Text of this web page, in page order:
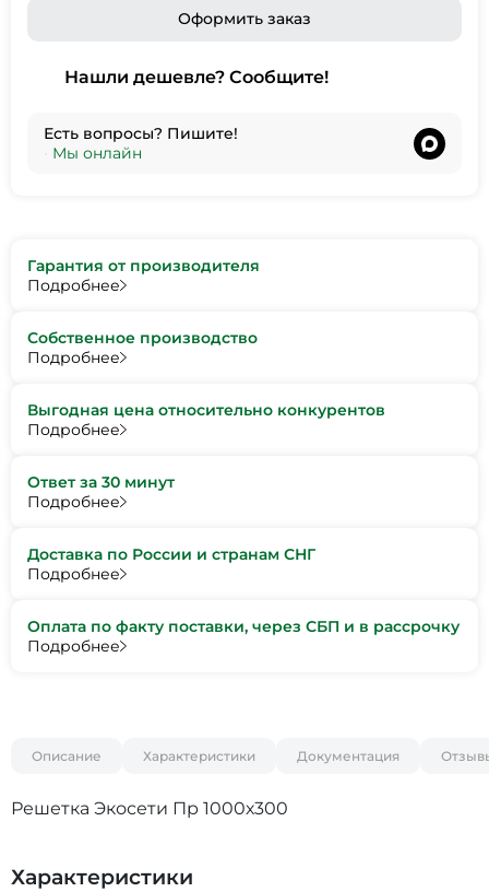
Оформить заказ
Нашли дешевле? Сообщите!
Есть вопросы? Пишите!
• Мы онлайн
Гарантия от производителя
Подробнее
Собственное производство
Подробнее
Выгодная цена относительно конкурентов
Подробнее
Ответ за 30 минут
Подробнее
Доставка по России и странам СНГ
Подробнее
Оплата по факту поставки, через СБП и в рассрочку
Подробнее
Описание Характеристики Документация
Решетка Экосети Пр 1000х300
Характеристики